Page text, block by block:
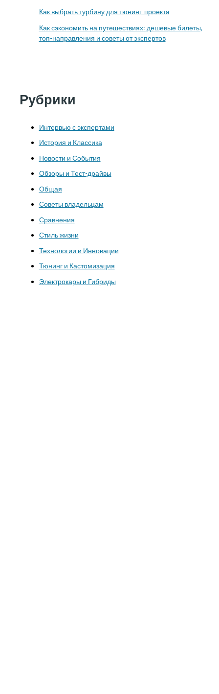
Как выбрать турбину для тюнинг-проекта
Как сэкономить на путешествиях: дешевые билеты,
топ-направления и советы от экспертов
Рубрики
Интервью с экспертами
История и Классика
Новости и События
Обзоры и Тест-драйвы
Общая
Советы владельцам
Сравнения
Стиль жизни
Технологии и Инновации
Тюнинг и Кастомизация
Электрокары и Гибриды